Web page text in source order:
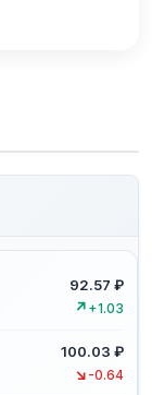
92.57 ₽
↗ +1.03
100.03 ₽
↘ -0.64